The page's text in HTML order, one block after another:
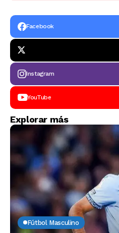
Facebook
Instagram
YouTube
Explorar más
Fútbol Masculino